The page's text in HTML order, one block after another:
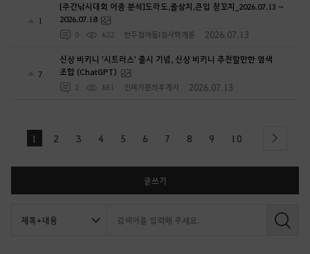
1
[주간낚시대회 어종 분석]도라도,줄삼치,큰입 창꼬치_2026.07.13 ~
2026.07.18
0 622 만두집아들I검사학개론 2026.07.13
7
신상 비키니 '시트러스' 출시 기념, 신상 비키니 추천할만한 염색
조합 (ChatGPT)
2 881 진씨가문의후계자 2026.07.13
1 2 3 4 5 6 7 8 9 10 next
글쓰기
검